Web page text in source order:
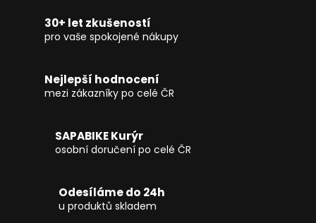
30+ let zkušeností
pro vaše spokojené nákupy
Nejlepší hodnocení
mezi zákazníky po celé ČR
SAPABIKE Kurýr
osobní doručení po celé ČR
Odesíláme do 24h
u produktů skladem